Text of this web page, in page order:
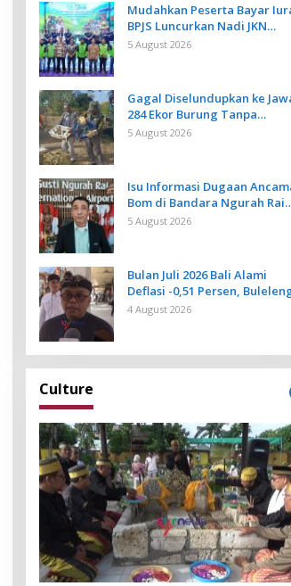
Mudahkan Peserta Bayar
BPJS Luncurkan Nadi JKN
dengan Mekanisme
5 August 2026
Gagal Diselundupkan ke
284 Ekor Burung Tanpa
Dokumen Dilepasliarkan
5 August 2026
Isu Informasi Dugaan
Bom di Bandara Ngurah Rai
Bali Tidak Benar, Operasional
5 August 2026
Bulan Juli 2026 Bali Alami
Deflasi -0,51 Persen, Buleleng
Catat Penurunan Terendah
4 August 2026
Culture